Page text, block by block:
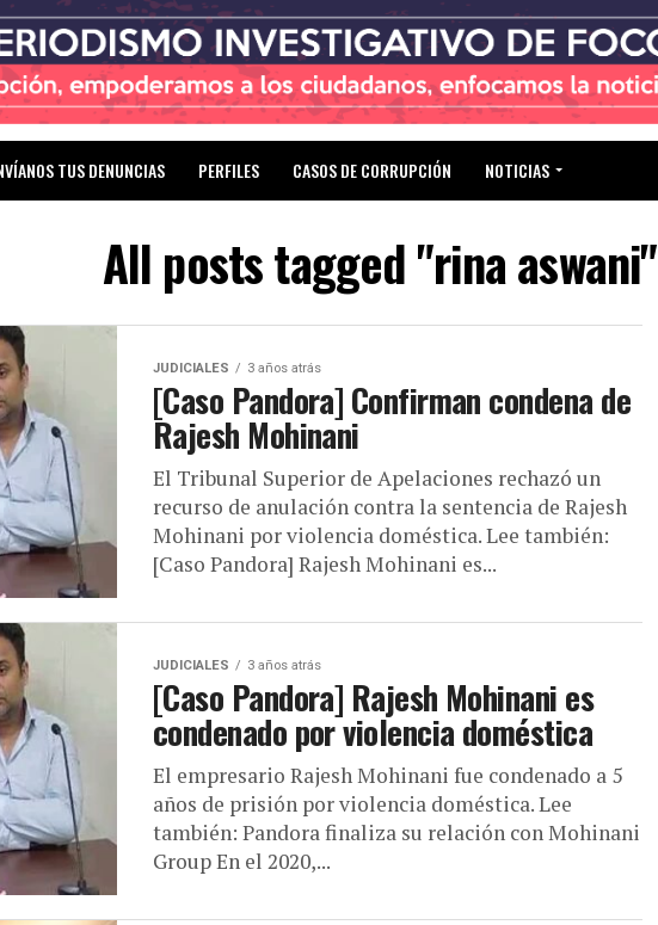
TUS DENUNCIAS PERFILES CASOS DE CORRUPCIÓN NOTICIAS
All posts tagged "rina aswani"
JUDICIALES 3 años atrás
[Caso Pandora] Confirman condena de
Rajesh Mohinani
El Tribunal Superior de Apelaciones rechazó un
recurso de anulación contra la sentencia de Rajesh
Mohinani por violencia doméstica. Lee también:
[Caso Pandora] Rajesh Mohinani es...
JUDICIALES 3 años atrás
[Caso Pandora] Rajesh Mohinani es
condenado por violencia doméstica
El empresario Rajesh Mohinani fue condenado a 5
años de prisión por violencia doméstica. Lee
también: Pandora finaliza su relación con Mohinani
Group En el 2020,...